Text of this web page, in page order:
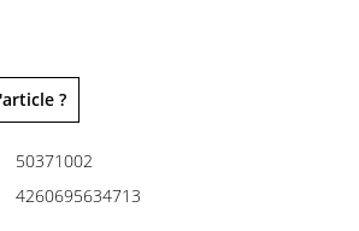
?
50371002
4260695634713